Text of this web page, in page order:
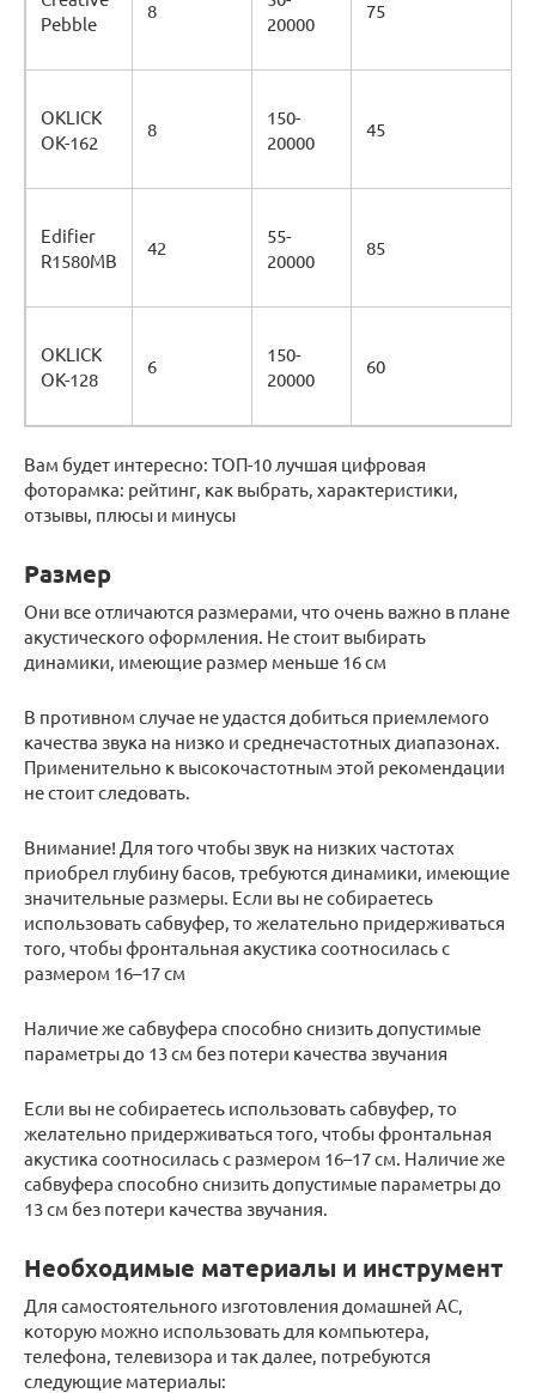
Pebble
8
20000
75
OKLICK
OK-162
8
150-
20000
45
Edifier
R1580MB
42
55-
20000
85
OKLICK
OK-128
6
150-
20000
60
Вам будет интересно: ТОП-10 лучшая цифровая
фоторамка: рейтинг, как выбрать, характеристики,
отзывы, плюсы и минусы
Размер
Они все отличаются размерами, что очень важно в плане
акустического оформления. Не стоит выбирать
динамики, имеющие размер меньше 16 см
В противном случае не удастся добиться приемлемого
качества звука на низко и среднечастотных диапазонах.
Применительно к высокочастотным этой рекомендации
не стоит следовать.
Внимание! Для того чтобы звук на низких частотах
приобрел глубину басов, требуются динамики, имеющие
значительные размеры. Если вы не собираетесь
использовать сабвуфер, то желательно придерживаться
того, чтобы фронтальная акустика соотносилась с
размером 16–17 см
Наличие же сабвуфера способно снизить допустимые
параметры до 13 см без потери качества звучания
Если вы не собираетесь использовать сабвуфер, то
желательно придерживаться того, чтобы фронтальная
акустика соотносилась с размером 16–17 см. Наличие же
сабвуфера способно снизить допустимые параметры до
13 см без потери качества звучания.
Необходимые материалы и инструмент
Для самостоятельного изготовления домашней АС,
которую можно использовать для компьютера,
телефона, телевизора и так далее, потребуются
следующие материалы: